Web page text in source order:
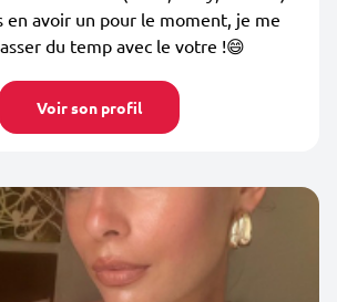
en avoir un pour le moment, je me
du temp avec le votre !😄
Voir son profil